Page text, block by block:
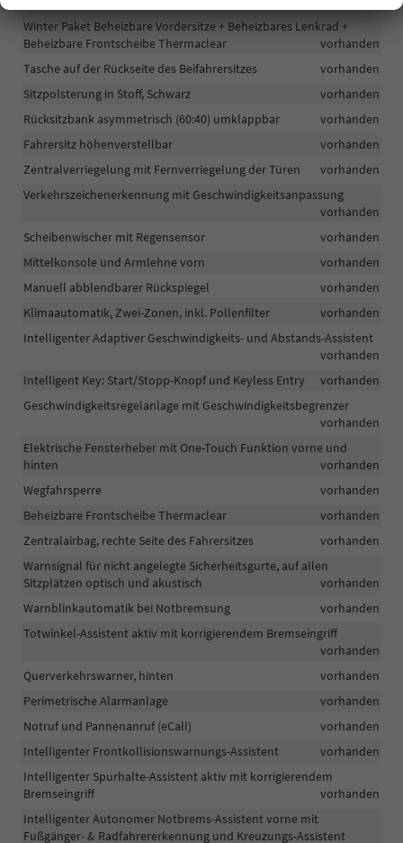
Winter Paket Beheizbare Vordersitze + Beheizbares Lenkrad +
Beheizbare Frontscheibe Thermaclear
vorhanden
Tasche auf der Rückseite des Beifahrersitzes
vorhanden
Sitzpolsterung in Stoff, Schwarz
vorhanden
Rücksitzbank asymmetrisch (60:40) umklappbar
vorhanden
Fahrersitz höhenverstellbar
vorhanden
Zentralverriegelung mit Fernverriegelung der Türen
vorhanden
Verkehrszeichenerkennung mit Geschwindigkeitsanpassung
vorhanden
Scheibenwischer mit Regensensor
vorhanden
Mittelkonsole und Armlehne vorn
vorhanden
Manuell abblendbarer Rückspiegel
vorhanden
Klimaautomatik, Zwei-Zonen, inkl. Pollenfilter
vorhanden
Intelligenter Adaptiver Geschwindigkeits- und Abstands-Assistent
vorhanden
Intelligent Key: Start/Stopp-Knopf und Keyless Entry
vorhanden
Geschwindigkeitsregelanlage mit Geschwindigkeitsbegrenzer
vorhanden
Elektrische Fensterheber mit One-Touch Funktion vorne und
hinten
vorhanden
Wegfahrsperre
vorhanden
Beheizbare Frontscheibe Thermaclear
vorhanden
Zentralairbag, rechte Seite des Fahrersitzes
vorhanden
Warnsignal für nicht angelegte Sicherheitsgurte, auf allen
Sitzplätzen optisch und akustisch
vorhanden
Warnblinkautomatik bei Notbremsung
vorhanden
Totwinkel-Assistent aktiv mit korrigierendem Bremseingriff
vorhanden
Querverkehrswarner, hinten
vorhanden
Perimetrische Alarmanlage
vorhanden
Notruf und Pannenanruf (eCall)
vorhanden
Intelligenter Frontkollisionswarnungs-Assistent
vorhanden
Intelligenter Spurhalte-Assistent aktiv mit korrigierendem
Bremseingriff
vorhanden
Intelligenter Autonomer Notbrems-Assistent vorne mit
Fußgänger- & Radfahrererkennung und Kreuzungs-Assistent